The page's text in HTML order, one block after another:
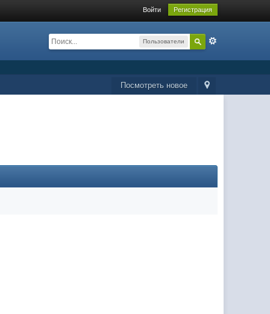
Войти Регистрация
Пользователи
Посмотреть новое